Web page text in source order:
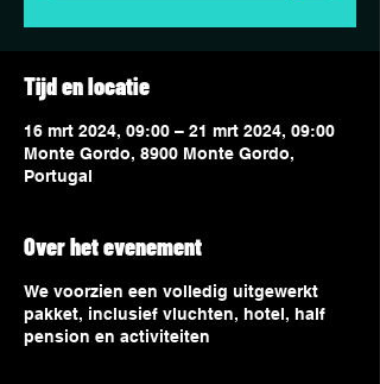
Tijd en locatie
16 mrt 2024, 09:00 – 21 mrt 2024, 09:00
Monte Gordo, 8900 Monte Gordo,
Portugal
Over het evenement
We voorzien een volledig uitgewerkt
pakket, inclusief vluchten, hotel, half
pension en activiteiten